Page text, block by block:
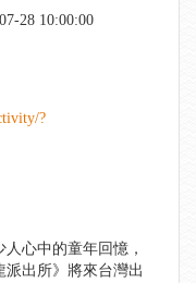
28 10:00:00
?
心中的童年回憶，
派出所》將來台灣出